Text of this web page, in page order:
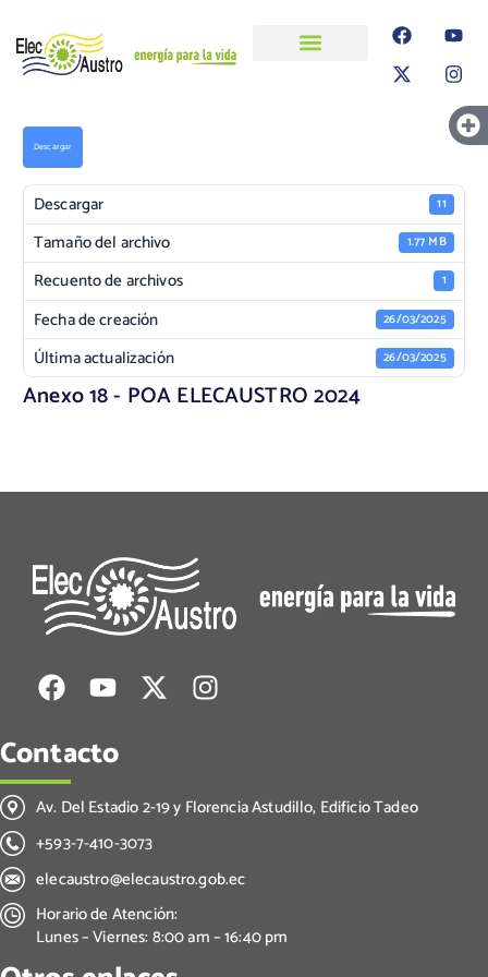
Descargar
Descargar 11
Tamaño del archivo 1.77 MB
Recuento de archivos 1
Fecha de creación 26/03/2025
Última actualización 26/03/2025
Anexo 18 - POA ELECAUSTRO 2024
Contacto
Av. Del Estadio 2-19 y Florencia Astudillo, Edificio Tadeo
+593-7-410-3073
elecaustro@elecaustro.gob.ec
Horario de Atención:
Lunes – Viernes: 8:00 am – 16:40 pm